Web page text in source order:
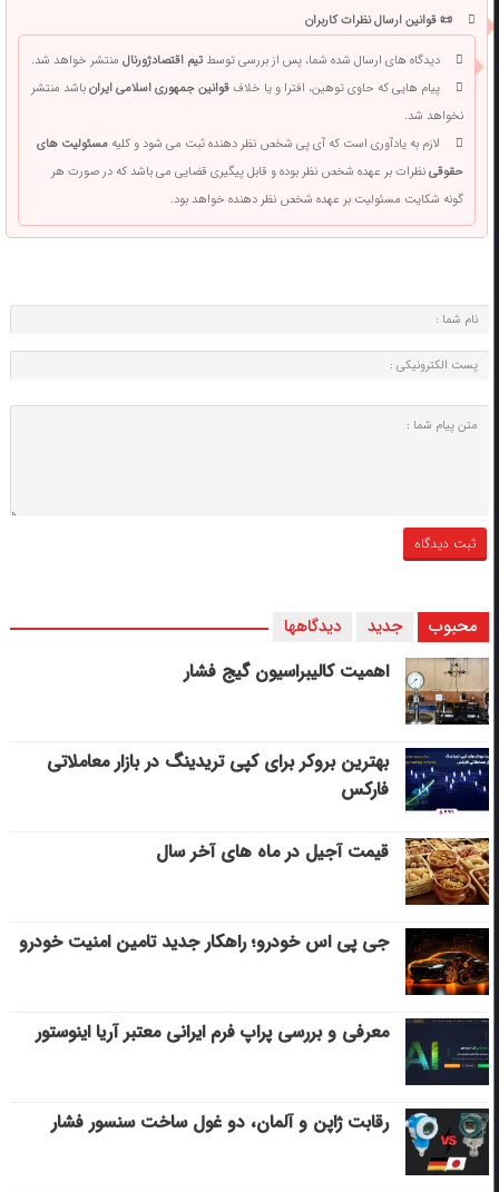
📜 قوانین ارسال نظرات کاربران
دیدگاه های ارسال شده شما، پس از بررسی توسطتیم اقتصادژورنالمنتشر خواهد شد.
پیام هایی که حاوی توهین، افترا و یا خلافقوانین جمهوری اسلامی ایرانباشد منتشر
نخواهد شد.
لازم به یادآوری است که آی پی شخص نظر دهنده ثبت می شود و کلیهمسئولیت های
حقوقینظرات بر عهده شخص نظر بوده و قابل پیگیری قضایی می باشد که در صورت هر
گونه شکایت مسئولیت بر عهده شخص نظر دهنده خواهد بود.
محبوب جدید دیدگاهها
اهمیت کالیبراسیون گیج فشار
بهترین بروکر برای کپی‌ تریدینگ در بازار معاملاتی
فارکس
قیمت آجیل در ماه های آخر سال
جی پی اس خودرو؛ راهکار جدید تامین امنیت خودرو
معرفی و بررسی پراپ فرم ایرانی معتبر آریا اینوستور
رقابت ژاپن و آلمان، دو غول ساخت سنسور فشار